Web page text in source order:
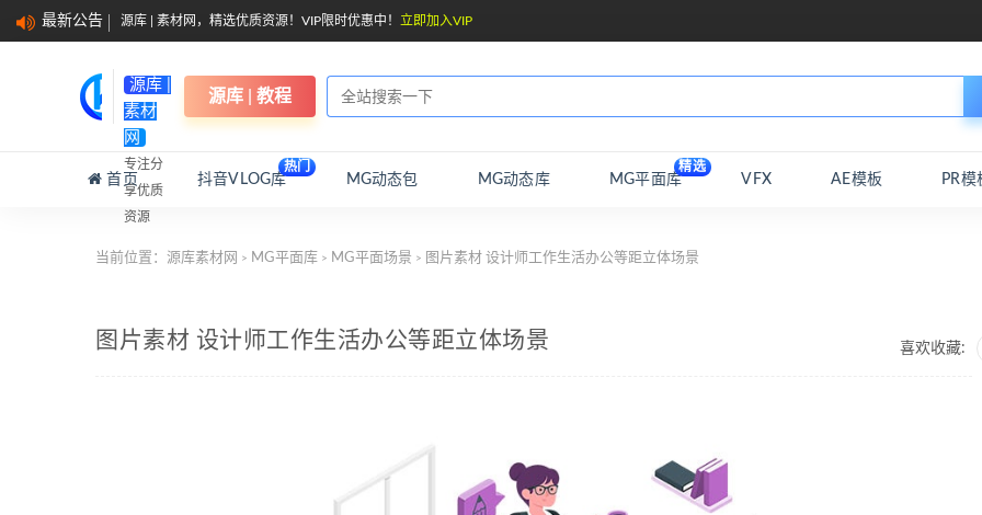
最新公告 源库 | 素材网，精选优质资源！VIP限时优惠中！ 立即加入VIP
源库 |
素材
网
专注分
享优质
资源
源库 | 教程
首页 抖音VLOG库
热门
MG动态包 MG动态库 MG平面库
精选
VFX AE模板 PR模
当前位置： 源库素材网 > MG平面库 > MG平面场景 > 图片素材 设计师工作生活办公等距立体场景
喜欢收藏:
图片素材 设计师工作生活办公等距立体场景